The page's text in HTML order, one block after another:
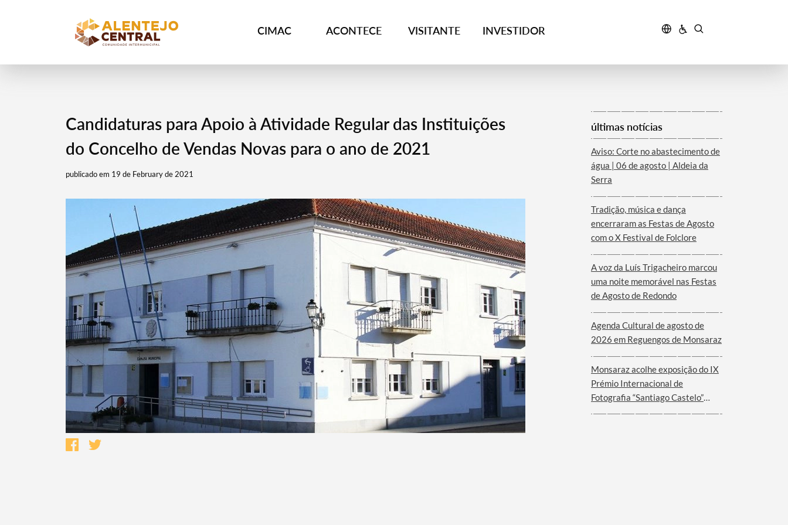
CIMAC ACONTECE VISITANTE INVESTIDOR
Termo de Pesquisa
Categorias gerais
Filtros
Candidaturas para Apoio à Atividade Regular das Instituições
do Concelho de Vendas Novas para o ano de 2021
publicado em 19 de February de 2021
últimas notícias
Aviso: Corte no abastecimento de
água | 06 de agosto | Aldeia da
Serra
Tradição, música e dança
encerraram as Festas de Agosto
com o X Festival de Folclore
A voz da Luís Trigacheiro marcou
uma noite memorável nas Festas
de Agosto de Redondo
Agenda Cultural de agosto de
2026 em Reguengos de Monsaraz
Monsaraz acolhe exposição do IX
Prémio Internacional de
Fotografia “Santiago Castelo”
2025 – EUROACE